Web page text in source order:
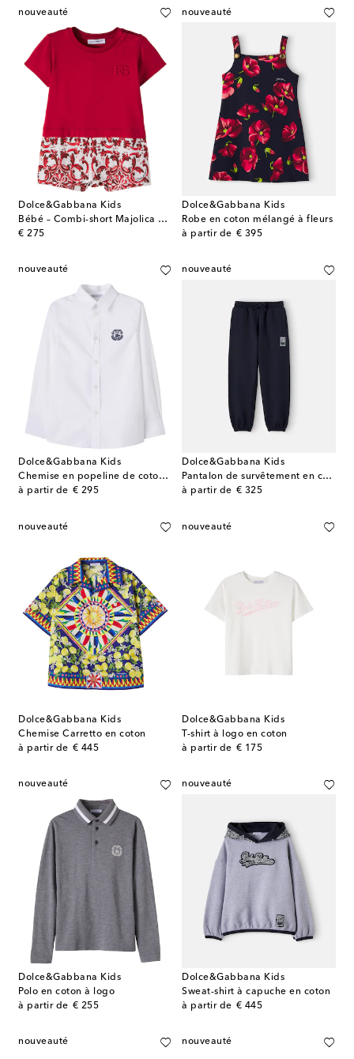
nouveauté
Dolce&Gabbana Kids
Bébé – Combi-short Majolica en coton
€ 275
original price
nouveauté
Dolce&Gabbana Kids
Robe en coton mélangé à fleurs
à partir de € 395
original price
nouveauté
Dolce&Gabbana Kids
Chemise en popeline de coton à broderie
à partir de € 295
original price
nouveauté
Dolce&Gabbana Kids
Pantalon de survêtement en coton
à partir de € 325
original price
nouveauté
Dolce&Gabbana Kids
Chemise Carretto en coton
à partir de € 445
original price
nouveauté
Dolce&Gabbana Kids
T-shirt à logo en coton
à partir de € 175
original price
nouveauté
Dolce&Gabbana Kids
Polo en coton à logo
à partir de € 255
original price
nouveauté
Dolce&Gabbana Kids
Sweat-shirt à capuche en coton
à partir de € 445
original price
nouveauté nouveauté